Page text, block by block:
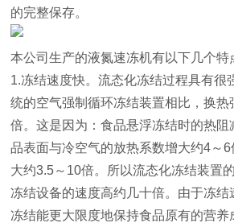
的完整保存。
本公司生产的液氮速冻机有以下几个特
1.冻结速度快。流态化冻结过程具有很
统的空气强制循环冻结装置相比，换
倍。这是因为：食品悬浮冻结时的热
品表面与冷空气的放热系数增大约4～
大约3.5～10倍。所以流态化冻结装置
冻结设备的速度高约几十倍。由于冻
冻结能更大限度地保持食品原有的营养